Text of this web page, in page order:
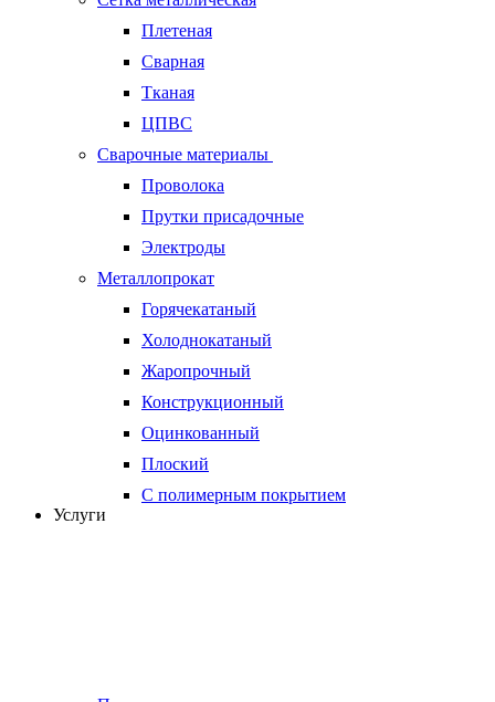
Плетеная
Сварная
Тканая
ЦПВС
Сварочные материалы
Проволока
Прутки присадочные
Электроды
Металлопрокат
Горячекатаный
Холоднокатаный
Жаропрочный
Конструкционный
Оцинкованный
Плоский
С полимерным покрытием
Услуги